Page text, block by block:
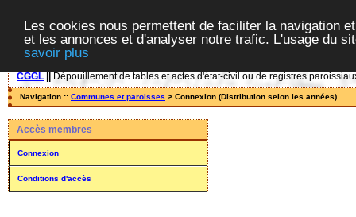
Les cookies nous permettent de faciliter la navigation
et les annonces et d'analyser notre trafic. L'usage du
savoir plus
CGGL Dépouillement de tables et actes d'état-civil ou de registres
Navigation :: Communes et paroisses > Connexion (Distribution selon les années)
Accès membres
Connexion
Conditions d'accès